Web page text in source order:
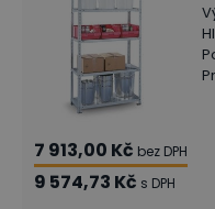
7 913,00 Kč bez DPH
9 574,73 Kč s DPH